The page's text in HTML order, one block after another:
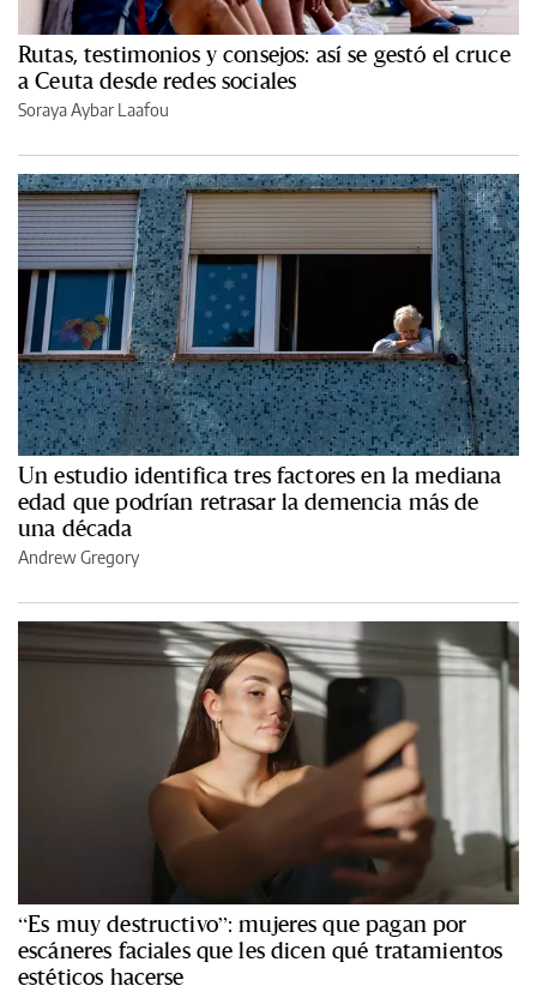
Rutas, testimonios y consejos: así se gestó el cruce
a Ceuta desde redes sociales
Soraya Aybar Laafou
Un estudio identifica tres factores en la mediana
edad que podrían retrasar la demencia más de
una década
Andrew Gregory
“Es muy destructivo”: mujeres que pagan por
escáneres faciales que les dicen qué tratamientos
estéticos hacerse